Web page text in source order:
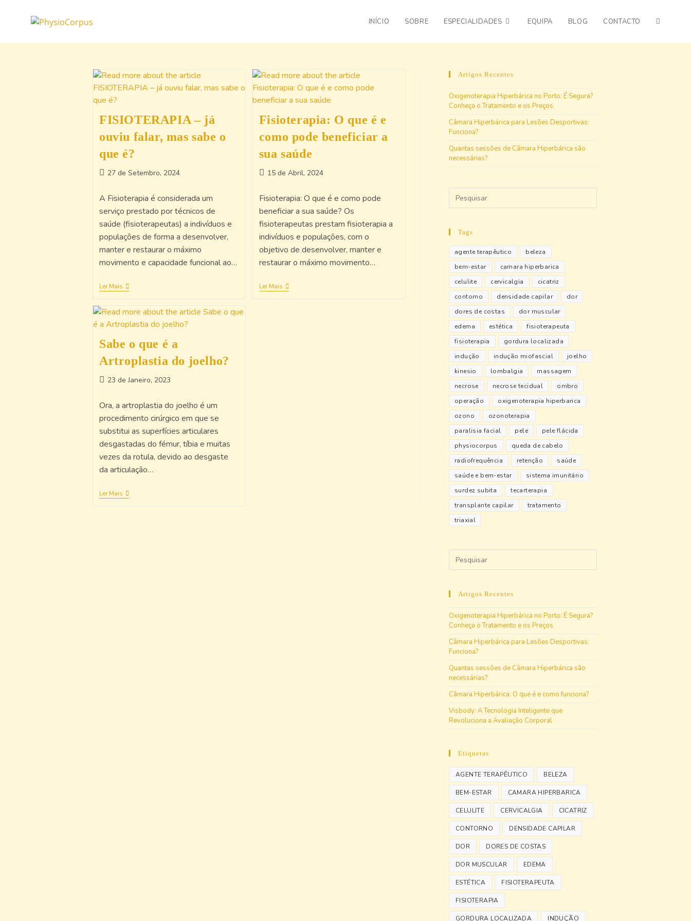
INÍCIO SOBRE ESPECIALIDADES EQUIPA BLOG CONTACTO
FISIOTERAPIA – já
ouviu falar, mas sabe o
que é?
27 de Setembro, 2024
A Fisioterapia é considerada um
serviço prestado por técnicos de
saúde (fisioterapeutas) a indivíduos e
populações de forma a desenvolver,
manter e restaurar o máximo
movimento e capacidade funcional ao…
Ler Mais
Fisioterapia: O que é e
como pode beneficiar a
sua saúde
15 de Abril, 2024
Fisioterapia: O que é e como pode
beneficiar a sua saúde? Os
fisioterapeutas prestam fisioterapia a
indivíduos e populações, com o
objetivo de desenvolver, manter e
restaurar o máximo movimento…
Ler Mais
Sabe o que é a
Artroplastia do joelho?
23 de Janeiro, 2023
Ora, a artroplastia do joelho é um
procedimento cirúrgico em que se
substitui as superfícies articulares
desgastadas do fémur, tíbia e muitas
vezes da rotula, devido ao desgaste
da articulação…
Ler Mais
Artigos Recentes
Oxigenoterapia Hiperbárica no Porto: É Segura?
Conheça o Tratamento e os Preços
Câmara Hiperbárica para Lesões Desportivas:
Funciona?
Quantas sessões de Câmara Hiperbárica são
necessárias?
Tags
agente terapêutico
beleza
bem-estar
camara hiperbarica
celulite
cervicalgia
cicatriz
contorno
densidade capilar
dor
dores de costas
dor muscular
edema
estética
fisioterapeuta
fisioterapia
gordura localizada
indução
indução miofascial
joelho
kinesio
lombalgia
massagem
necrose
necrose tecidual
ombro
operação
oxigenoterapia hiperbarica
ozono
ozonoterapia
paralisia facial
pele
pele flácida
physiocorpus
queda de cabelo
radiofrequência
retenção
saúde
saúde e bem-estar
sistema imunitário
surdez subita
tecarterapia
transplante capilar
tratamento
triaxial
Artigos Recentes
Oxigenoterapia Hiperbárica no Porto: É Segura?
Conheça o Tratamento e os Preços
Câmara Hiperbárica para Lesões Desportivas:
Funciona?
Quantas sessões de Câmara Hiperbárica são
necessárias?
Câmara Hiperbárica: O que é e como funciona?
Visbody: A Tecnologia Inteligente que
Revoluciona a Avaliação Corporal
Etiquetas
AGENTE TERAPÊUTICO BELEZA
BEM-ESTAR CAMARA HIPERBARICA
CELULITE CERVICALGIA CICATRIZ
CONTORNO DENSIDADE CAPILAR
DOR DORES DE COSTAS
DOR MUSCULAR EDEMA
ESTÉTICA FISIOTERAPEUTA
FISIOTERAPIA
GORDURA LOCALIZADA INDUÇÃO